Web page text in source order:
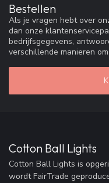
Bestellen
Als je vragen hebt over
dan onze
bedrijfsgegevens,
verschillende manieren
Cotton Ball Lights
Cotton Ball Lights is
wordt FairTrade